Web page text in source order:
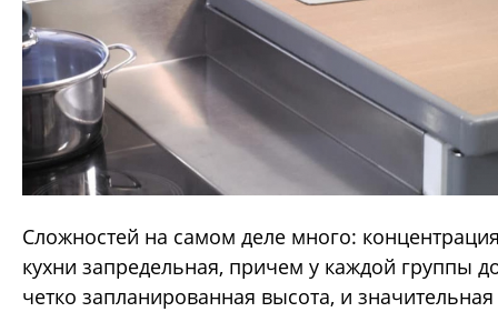
Сложностей на самом деле много:
кухни запредельная, причем у каждой группы
четко запланированная высота, и значительная